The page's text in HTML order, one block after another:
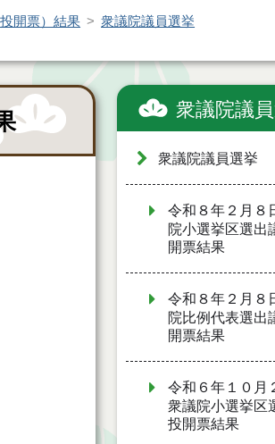
開票）結果
衆議院議員選挙
衆議院議
衆議院議員選挙
令和８年２月８
院小選挙区選出
開票結果
令和８年２月８
院比例代表選出
開票結果
令和６年１０月
衆議院小選挙区
投開票結果